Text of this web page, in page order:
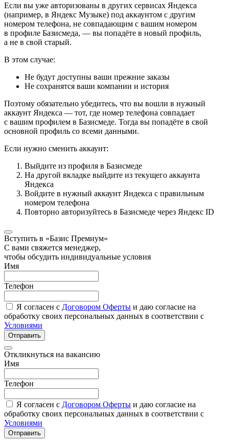
Если вы уже авторизованы в других сервисах Яндекса
(например, в Яндекс Музыке) под аккаунтом с другим
номером телефона, не совпадающим с вашим номером
в профиле Базисмеда, — вы попадёте в новый профиль,
а не в свой старый.
В этом случае:
Не будут доступны ваши прежние заказы
Не сохранятся ваши компании и история
Поэтому обязательно убедитесь, что вы вошли в нужный
аккаунт Яндекса — тот, где номер телефона совпадает
с вашим профилем в Базисмеде. Тогда вы попадёте в свой
основной профиль со всеми данными.
Если нужно сменить аккаунт:
Выйдите из профиля в Базисмеде
На другой вкладке выйдите из текущего аккаунта
Яндекса
Войдите в нужный аккаунт Яндекса с правильным
номером телефона
Повторно авторизуйтесь в Базисмеде через Яндекс ID
Вступить в «Базис Премиум»
С вами свяжется менеджер,
чтобы обсудить индивидуальные условия
Имя
Телефон
Я согласен с Договором Оферты и даю согласие на
обработку своих персональных данных в соответствии с
Условиями
Отправить
Откликнуться на вакансию
Имя
Телефон
Я согласен с Договором Оферты и даю согласие на
обработку своих персональных данных в соответствии с
Условиями
Отправить